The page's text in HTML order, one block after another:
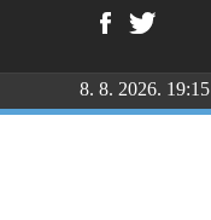
BULLYINGU8. 8. 2026. 19:15